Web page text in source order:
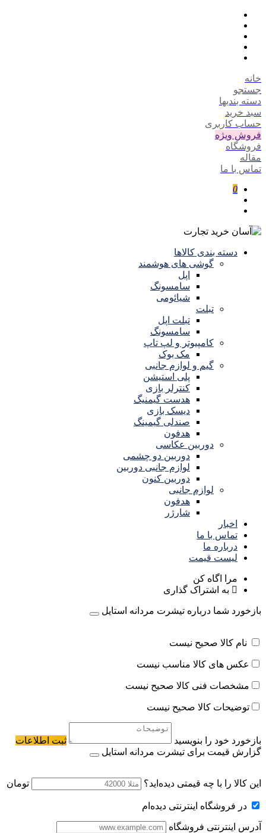
خانه
جستجو
دسته بندیها
سبد خرید
حساب کاربری
فروش ویژه
فروشگاه
مقاله
تماس با ما
0
دسته بندی کالاها
گوشی های هوشمند
اپل
سامسونگ
شیائومی
تبلت
تبلت اپل
سامسونگ
کامپیوتر و لپ تاپ
مک بوک
گیم و لوازم جانبی
پلی استیشن
کنترلر بازی
هدست گیمنیگ
دیسک بازی
صندلی گیمینگ
هدفون
دوربین عکاسی
دوربین دو چشمی
لوازم جانبی دوربین
دوربین کنون
لوازم جانبی
هدفون
شارژر
اخبار
تماس با ما
درباره ما
لیست قیمت
مرا اگاه کن
به اشتراک گذاری
بازخورد شما درباره تیشرت مردانه استایل
نام کالا صحیح نیست
عکس های کالا مناسب نیست
مشخصات فنی کالا صحیح نیست
توضیحات کالا صحیح نیست
بازخورد خود را بنویسید
ثبت اطلاعات
گزارش قیمت برای تیشرت مردانه استایل
این کالا را با چه قیمتی دیده‌اید؟ تومان
در فروشگاه اینترنتی دیده‌ام
آدرس اینترنتی فروشگاه